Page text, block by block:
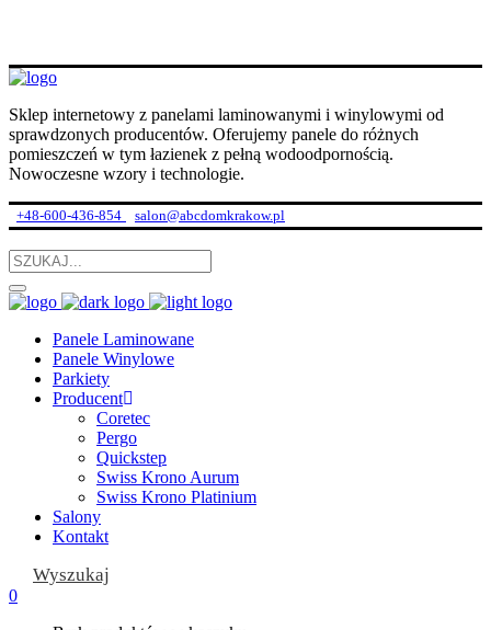
Sklep internetowy z panelami laminowanymi i winylowymi od
sprawdzonych producentów. Oferujemy panele do różnych
pomieszczeń w tym łazienek z pełną wodoodpornością.
Nowoczesne wzory i technologie.
+48-600-436-854 salon@abcdomkrakow.pl
Panele Laminowane
Panele Winylowe
Parkiety
Producent
Coretec
Pergo
Quickstep
Swiss Krono Aurum
Swiss Krono Platinium
Salony
Kontakt
Wyszukaj
0